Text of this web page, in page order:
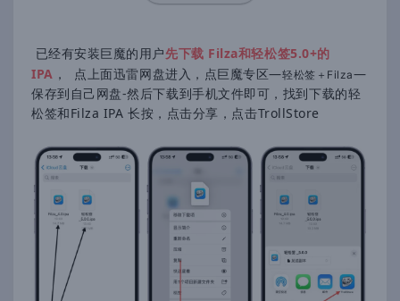
已经有安装巨魔的用户先下载 Filza和轻松签5.0+的
IPA ， 点上面迅雷网盘进入，点巨魔专区—轻松签＋Filza—
保存到自己网盘-然后下载到手机文件即可，找到下载的轻
松签和Filza IPA 长按，点击分享，点击TrollStore